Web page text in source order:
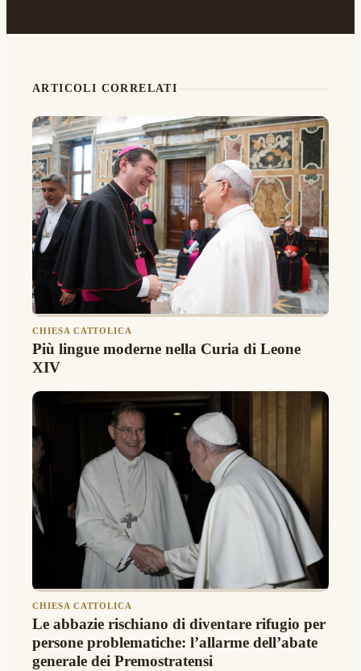
ARTICOLI CORRELATI
CHIESA CATTOLICA
Più lingue moderne nella Curia di Leone
XIV
CHIESA CATTOLICA
Le abbazie rischiano di diventare rifugio per
persone problematiche: l’allarme dell’abate
generale dei Premostratensi